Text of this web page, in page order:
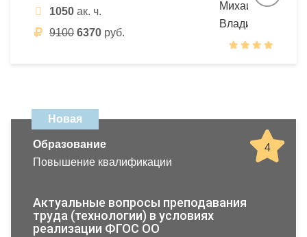
1050 ак. ч.
9100 6370 руб.
Новая
4
Образование
Повышение квалификации
Актуальные вопросы преподавания
труда (технологии) в условиях
реализации ФГОС ОО